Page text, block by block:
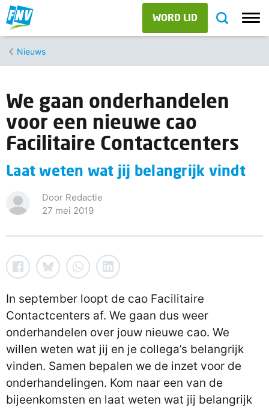
WORD LID
Nieuws
We gaan onderhandelen
voor een nieuwe cao
Facilitaire Contactcenters
Laat weten wat jij belangrijk vindt
Door Redactie
27 mei 2019
In september loopt de cao Facilitaire
Contactcenters af. We gaan dus weer
onderhandelen over jouw nieuwe cao. We
willen weten wat jij en je collega’s belangrijk
vinden. Samen bepalen we de inzet voor de
onderhandelingen. Kom naar een van de
bijeenkomsten en laat weten wat jij belangrijk